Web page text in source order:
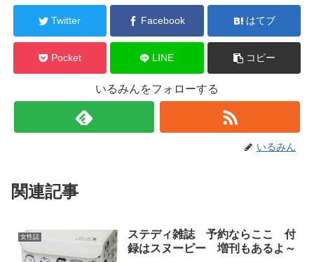
Twitter Facebook はてブ
Pocket LINE コピー
いるみんをフォローする
いるみん
関連記事
女性誌
ステディ雑誌 予約ならここ 付
録はスヌーピー 増刊もあるよ～